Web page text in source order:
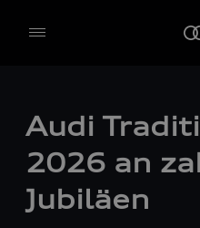
Audi
2026 an
Jubiläen